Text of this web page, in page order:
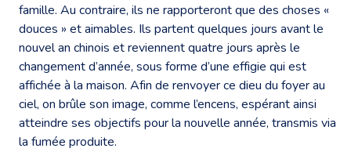
famille. Au contraire, ils ne rapporteront que des choses «
douces » et aimables. Ils partent quelques jours avant le
nouvel an chinois et reviennent quatre jours après le
changement d’année, sous forme d’une effigie qui est
affichée à la maison. Afin de renvoyer ce dieu du foyer au
ciel, on brûle son image, comme l’encens, espérant ainsi
atteindre ses objectifs pour la nouvelle année, transmis via
la fumée produite.